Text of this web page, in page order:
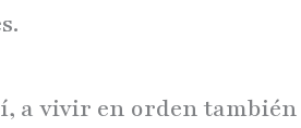
a vivir en orden también